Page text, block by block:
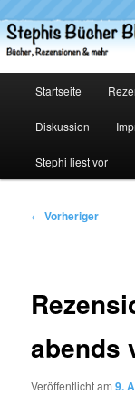
primären
Inhalt
Stephis
Startseite
Diskussion
Stephi liest vor
Beitragsnavigation
← Vorheriger
abends
Veröffentlicht am9.